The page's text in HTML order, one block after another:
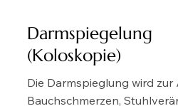
Darmspiegelung
(Koloskopie)
Die Darmspieglung wird
Bauchschmerzen,